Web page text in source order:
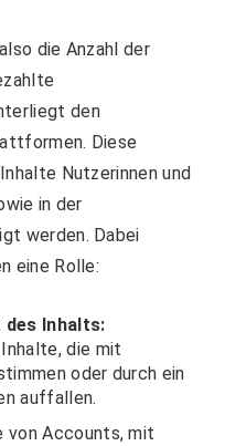
die Anzahl der
den
Diese
Nutzerinnen und
in der
werden. Dabei
eine Rolle:
des Inhalts:
die mit
oder durch ein
auffallen.
von Accounts, mit